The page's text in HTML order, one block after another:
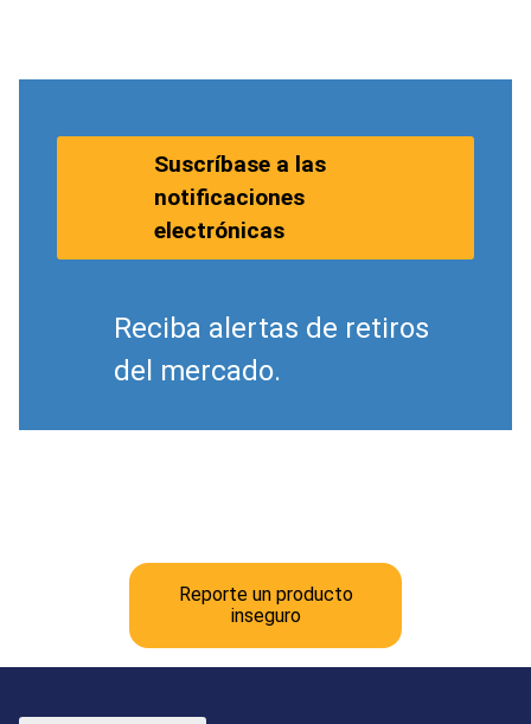
Suscríbase a las
notificaciones
electrónicas
Reciba alertas de retiros
del mercado.
Reporte un producto
inseguro